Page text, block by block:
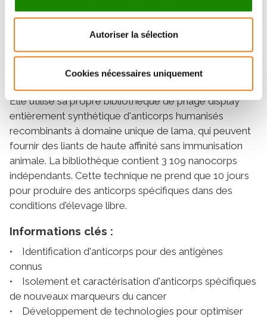
Autoriser la sélection
Cookies nécessaires uniquement
anticorps recombinants
CurieCoreTech – Anticorps
Recombinantsde l’Institut Curie peut identifier des
fragments d'anticorps in vitro en imitant les stratégies
Elle utilise sa propre bibliothèque de phage display
entièrement synthétique d'anticorps humanisés
recombinants à domaine unique de lama, qui peuvent
fournir des liants de haute affinité sans immunisation
animale. La bibliothèque contient 3 109 nanocorps
indépendants. Cette technique ne prend que 10 jours
pour produire des anticorps spécifiques dans des
conditions d'élevage libre.
Informations clés :
• Identification d'anticorps pour des antigènes
connus
• Isolement et caractérisation d'anticorps spécifiques
de nouveaux marqueurs du cancer
• Développement de technologies pour optimiser